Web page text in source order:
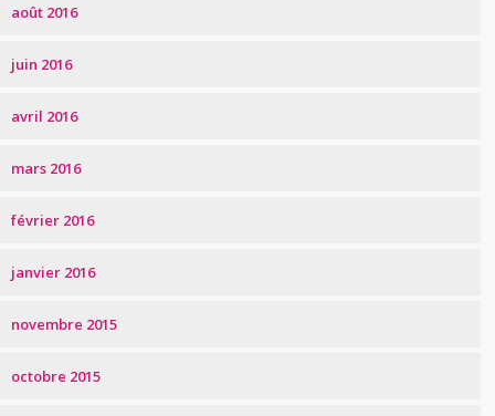
août 2016
juin 2016
avril 2016
mars 2016
février 2016
janvier 2016
novembre 2015
octobre 2015